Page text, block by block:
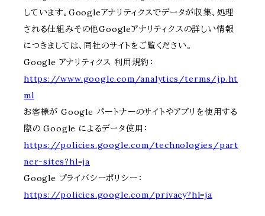
しています。Googleアナリティクスでデータが収集、処理
される仕組みその他Googleアナリティクスの詳しい情報
につきましては、同社のサイトをご覧ください。
Google アナリティクス 利用規約：
https://www.google.com/analytics/terms/jp.ht
ml
お客様が Google パートナーのサイトやアプリを使用する
際の Google によるデータ使用：
https://policies.google.com/technologies/part
ner-sites?hl=ja
Google プライバシーポリシー：
https://policies.google.com/privacy?hl=ja